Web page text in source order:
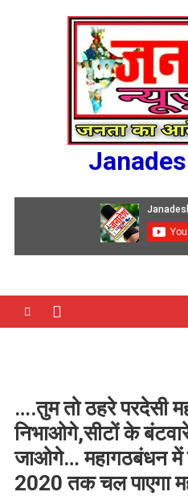
….तुम तो ठहरे परदेसी
निभाओगे,सीटों के
जाओगे… महागठबंधन में
2020 तक चल पाएगा